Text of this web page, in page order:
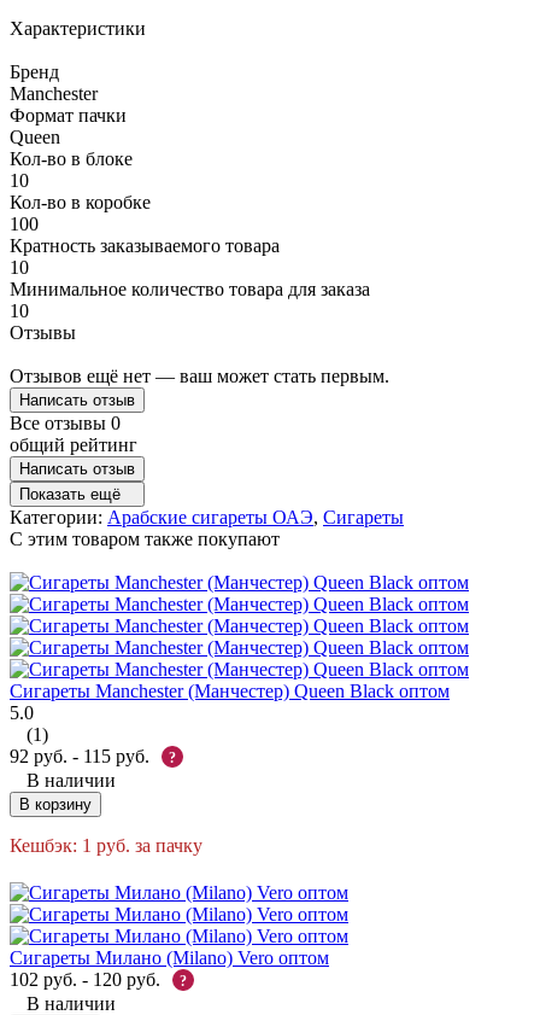
Характеристики
Бренд
Manchester
Формат пачки
Queen
Кол-во в блоке
10
Кол-во в коробке
100
Кратность заказываемого товара
10
Минимальное количество товара для заказа
10
Отзывы
Отзывов ещё нет — ваш может стать первым.
Написать отзыв
Все отзывы 0
общий рейтинг
Написать отзыв
Показать ещё
Категории: Арабские сигареты ОАЭ, Сигареты
C этим товаром также покупают
Сигареты Manchester (Манчестер) Queen Black оптом
5.0
(1)
92 руб. - 115 руб. ?
В наличии
В корзину
Кешбэк: 1 руб. за пачку
Сигареты Милано (Milano) Vero оптом
102 руб. - 120 руб. ?
В наличии